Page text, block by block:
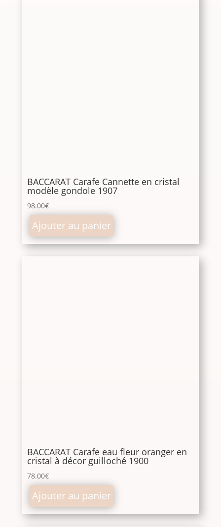
BACCARAT Carafe Cannette en cristal
modèle gondole 1907
98.00€
Ajouter au panier
BACCARAT Carafe eau fleur oranger en
cristal à décor guilloché 1900
78.00€
Ajouter au panier